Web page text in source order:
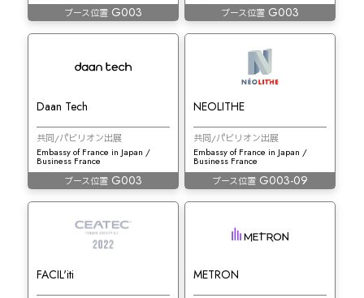
ブース位置G003
ブース位置G003
Daan Tech
共同/パビリオン出展
Embassy of France in Japan /
Business France
ブース位置G003
NEOLITHE
共同/パビリオン出展
Embassy of France in Japan /
Business France
ブース位置G003-09
FACIL'iti METRON